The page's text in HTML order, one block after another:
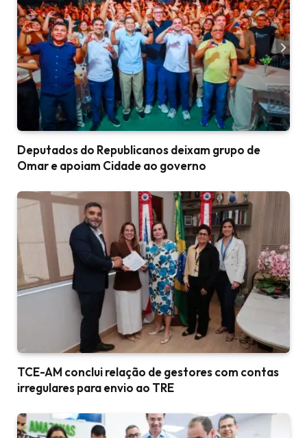
Deputados do Republicanos deixam grupo de
Omar e apoiam Cidade ao governo
TCE-AM conclui relação de gestores com contas
irregulares para envio ao TRE